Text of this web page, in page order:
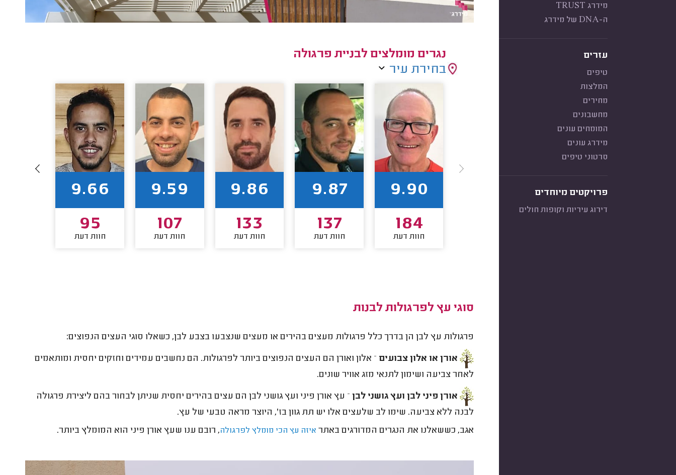
מידרג TRUST
ה-DNA של מידרג
עזרים
טיפים
המלצות
מחירים
מחשבונים
המומחים עונים
מידרג עונים
סרטוני טיפים
פרויקטים מיוחדים
דירוג עיריות וקופות חולים
נגרים מומלצים לבניית פרגולה
בחירת עיר
9.90
184
חוות דעת
9.87
137
חוות דעת
9.86
133
חוות דעת
9.59
107
חוות דעת
9.66
95
חוות דעת
סוגי עץ לפרגולות לבנות
פרגולות עץ לבן הן בדרך כלל פרגולות מעצים בהירים או מעצים שנצבעו בצבע לבן, כשאלו סוגי העצים הנפוצים:
אורן או אלון צבועים – אלון ואורן הם העצים הנפוצים ביותר לפרגולות. הם נחשבים עמידים וחזקים יחסית ומותאמים
לאחר צביעה ושימון לתנאי מזג אוויר שונים.
אורן פיני לבן ועץ גושני לבן – עץ אורן פיני ועץ גושני לבן הם עצים בהירים יחסית שניתן לבחור בהם ליצירת פרגולה
לבנה ללא צביעה. שימו לב שלעצים אלו יש תת גוון בז', היוצר מראה טבעי של עץ.
אגב, כששאלנו את הנגרים המדורגים באתר איזה עץ הכי מומלץ לפרגולה, רובם ענו שעץ אורן פיני הוא המומלץ ביותר.